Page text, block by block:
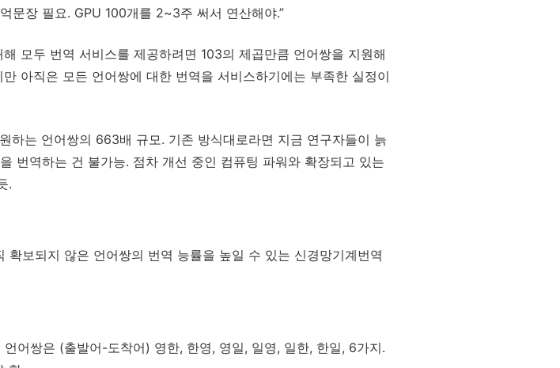
문장 필요. GPU 100개를 2~3주 써서 연산해야.”
모두 번역 서비스를 제공하려면 103의 제곱만큼 언어쌍을 지원해
아직은 모든 언어쌍에 대한 번역을 서비스하기에는 부족한 실정이
하는 언어쌍의 663배 규모. 기존 방식대로라면 지금 연구자들이 늙
번역하는 건 불가능. 점차 개선 중인 컴퓨팅 파워와 확장되고 있는
.
보되지 않은 언어쌍의 번역 능률을 높일 수 있는 신경망기계번역
어쌍은 (출발어-도착어) 영한, 한영, 영일, 일영, 일한, 한일, 6가지.